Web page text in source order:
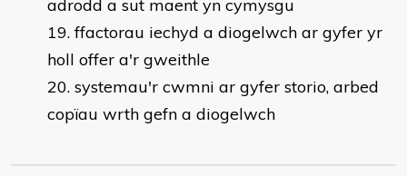
adrodd a sut maent yn cymysgu
ffactorau iechyd a diogelwch ar gyfer yr
holl offer a'r gweithle
systemau'r cwmni ar gyfer storio, arbed
copïau wrth gefn a diogelwch